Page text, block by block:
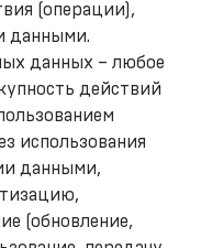
(операции),
данными.
данных – любое
действий
использования
данными,
(обновление,